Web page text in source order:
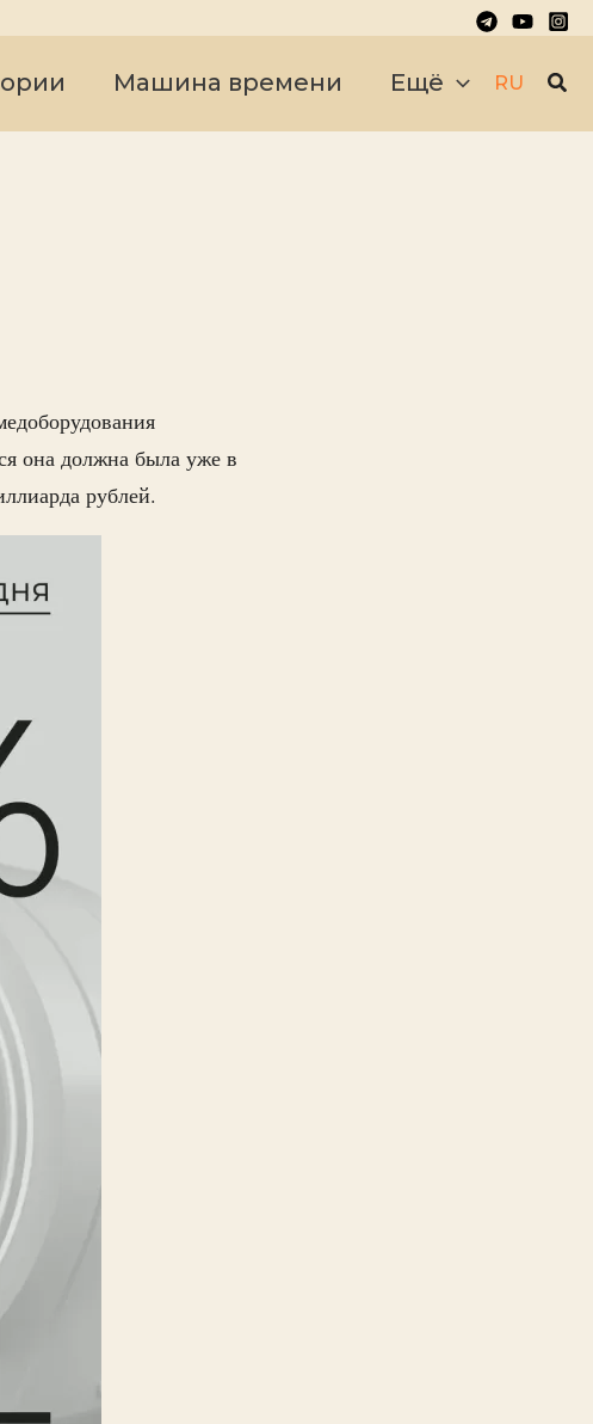
Машина времени Ещё RU
она должна была уже в
рублей.